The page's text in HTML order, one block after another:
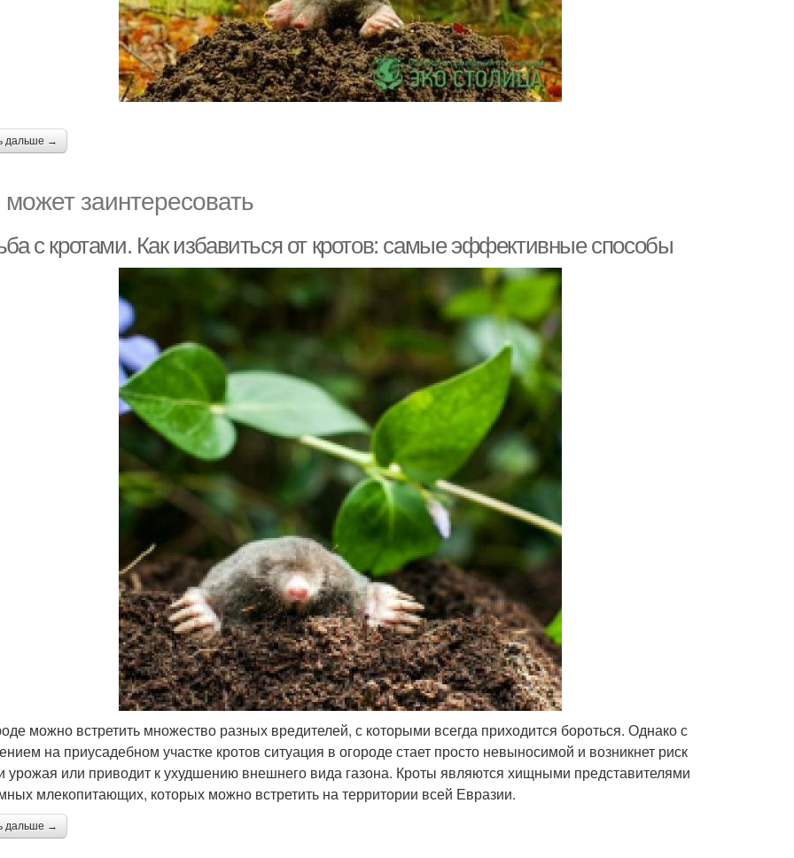
дальше →
заинтересовать
с кротами. Как избавиться от кротов: самые эффективные способы
можно встретить множество разных вредителей, с которыми всегда приходится бороться. Однако с
на приусадебном участке кротов ситуация в огороде стает просто невыносимой и возникнет риск
урожая или приводит к ухудшению внешнего вида газона. Кроты являются хищными представителями
млекопитающих, которых можно встретить на территории всей Евразии.
дальше →